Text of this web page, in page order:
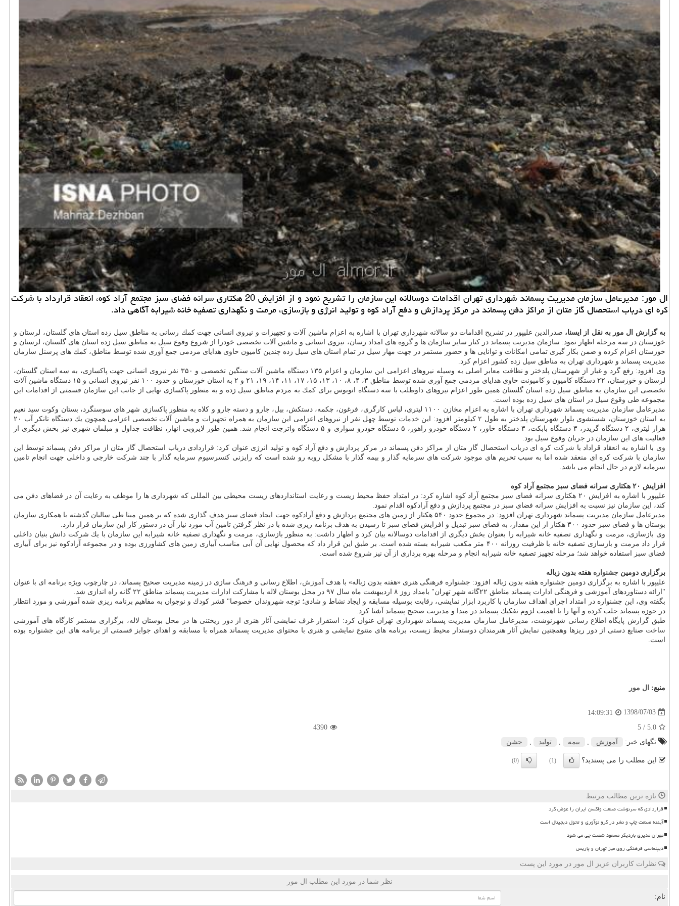
ال مور: مدیرعامل سازمان مدیریت پسماند شهرداری تهران اقدامات دوسالانه این سازمان را تشریح نمود و از افزایش 20 هكتاری سرانه فضای سبز مجتمع آراد كوه، انعقاد قرارداد با شركت
كره ای درباب استحصال گاز متان از مراكز دفن پسماند در مركز پردازش و دفع آراد كوه و تولید انرژی و بازسازی، مرمت و نگهداری تصفیه خانه شیرابه آگاهی داد.
به گزارش ال مور به نقل از ایسنا، صدرالدین علیپور در تشریح اقدامات دو سالانه شهرداری تهران با اشاره به اعزام ماشین آلات و تجهیزات و نیروی انسانی جهت كمك رسانی به مناطق سیل زده استان های گلستان، لرستان و
خوزستان در سه مرحله اظهار نمود: سازمان مدیریت پسماند در كنار سایر سازمان ها و گروه های امداد رسان، نیروی انسانی و ماشین آلات تخصصی خودرا از شروع وقوع سیل به مناطق سیل زده استان های گلستان، لرستان و
خوزستان اعزام كرده و ضمن بكار گیری تمامی امكانات و توانایی ها و حضور مستمر در جهت مهار سیل در تمام استان های سیل زده چندین كامیون حاوی هدایای مردمی جمع آوری شده توسط مناطق، كمك های پرسنل سازمان
مدیریت پسماند و شهرداری تهران به مناطق سیل زده كشور اعزام كرد.
وی افزود: رفع گرد و غبار از شهرستان پلدختر و نظافت معابر اصلی به وسیله نیروهای اعزامی این سازمان و اعزام ۱۳۵ دستگاه ماشین آلات سنگین تخصصی و ۳۵۰ نفر نیروی انسانی جهت پاكسازی، به سه استان گلستان،
لرستان و خوزستان، ۲۲ دستگاه كامیون و كامیونت حاوی هدایای مردمی جمع آوری شده توسط مناطق ۳، ۴، ۸، ۱۰، ۱۳، ۱۵، ۱۷، ۱۱، ۱۴، ۱۹، ۲۱ و ۲ به استان خوزستان و حدود ۱۰۰ نفر نیروی انسانی و ۱۵ دستگاه ماشین آلات
تخصصی این سازمان به مناطق سیل زده استان گلستان همین طور اعزام نیروهای داوطلب با سه دستگاه اتوبوس برای كمك به مردم مناطق سیل زده و به منظور پاكسازی نهایی از جانب این سازمان قسمتی از اقدامات این
مجموعه طی وقوع سیل در استان های سیل زده بوده است.
مدیرعامل سازمان مدیریت پسماند شهرداری تهران با اشاره به اعزام مخازن ۱۱۰۰ لیتری، لباس كارگری، فرغون، چكمه، دستكش، بیل، جارو و دسته جارو و كلاه به منظور پاكسازی شهر های سوسنگرد، بستان وكوت سید نعیم
به استان خوزستان، شستشوی بلوار شهرستان پلدختر به طول ۲ كیلومتر افزود: این
خدمات
توسط چهل نفر از نیروهای اعزامی این سازمان به همراه تجهیزات و ماشین آلات تخصصی اعزامی همچون یك دستگاه تانكر آب ۲۰
هزار لیتری، ۲ دستگاه گریدر، ۳ دستگاه بابكت، ۳ دستگاه خاور، ۲ دستگاه خودرو راهور، ۵ دستگاه خودرو سواری و ۵ دستگاه واترجت انجام شد. همین طور لایروبی انهار، نظافت جداول و مبلمان شهری نیز بخش دیگری از
فعالیت های این سازمان در جریان وقوع سیل بود.
وی با اشاره به انعقاد قراداد با شركت كره ای درباب استحصال گاز متان از مراكز دفن پسماند در مركز پردازش و دفع آراد كوه و تولید انرژی عنوان كرد: قراردادی درباب استحصال گاز متان از مراكز دفن پسماند توسط این
سازمان با شركت كره ای منعقد شده اما به سبب تحریم های موجود شركت های سرمایه گذار و بیمه گذار با مشكل روبه رو شده است كه رایزنی كنسرسیوم سرمایه گذار با چند شركت خارجی و داخلی جهت انجام تامین
سرمایه لازم در حال انجام می باشد.
افزایش ۲۰ هكتاری سرانه فضای سبز مجتمع آراد كوه
علیپور با اشاره به افزایش ۲۰ هكتاری سرانه فضای سبز مجتمع آراد كوه اشاره كرد: در امتداد حفظ محیط زیست و رعایت استانداردهای زیست محیطی بین المللی كه شهرداری ها را موظف به رعایت آن در فضاهای دفن می
كند، این سازمان نیز نسبت به افزایش سرانه فضای سبز در مجتمع پردازش و دفع آرادكوه اقدام نمود.
مدیرعامل سازمان مدیریت پسماند شهرداری تهران افزود: در مجموع حدود ۵۴۰ هكتار از زمین های مجتمع پردازش و دفع آرادكوه جهت ایجاد فضای سبز هدف گذاری شده كه بر همین مبنا طی سالیان گذشته با همكاری سازمان
بوستان ها و فضای سبز حدود ۳۰۰ هكتار از این مقدار، به فضای سبز تبدیل و افزایش فضای سبز تا رسیدن به هدف برنامه ریزی شده با در نظر گرفتن تامین آب مورد نیاز آن در دستور كار این سازمان قرار دارد.
وی بازسازی، مرمت و نگهداری تصفیه خانه شیرابه را بعنوان بخش دیگری از اقدامات دوسالانه بیان كرد و اظهار داشت: به منظور بازسازی، مرمت و نگهداری تصفیه خانه شیرابه این سازمان با یك شركت دانش بنیان داخلی
قرار داد مرمت و بازسازی تصفیه خانه با ظرفیت روزانه ۴۰۰ متر مكعب شیرابه بسته شده است. بر طبق این قرار داد كه محصول نهایی آن آبی مناسب آبیاری زمین های كشاورزی بوده و در مجموعه آرادكوه نیز برای آبیاری
فضای سبز استفاده خواهد شد؛ مرحله تجهیز تصفیه خانه شیرابه انجام و مرحله بهره برداری از آن نیز شروع شده است.
برگزاری دومین جشنواره هفته بدون زباله
علیپور با اشاره به برگزاری دومین جشنواره هفته بدون زباله افزود: جشنواره فرهنگی هنری «هفته بدون زباله» با هدف آموزش، اطلاع رسانی و فرهنگ سازی در زمینه مدیریت صحیح پسماند، در چارچوب ویژه برنامه ای با عنوان
"ارائه دستاوردهای آموزشی و فرهنگی ادارات پسماند مناطق ۲۲گانه شهر تهران" بامداد روز ۸ اردیبهشت ماه سال ۹۷ در محل بوستان لاله با مشاركت ادارات مدیریت پسماند مناطق ۲۲ گانه راه اندازی شد.
بگفته وی، این جشنواره در امتداد اجرای اهداف سازمان با كاربرد ابزار نمایشی، رقابت بوسیله مسابقه و ایجاد نشاط و شادی؛ توجه شهروندان خصوصا" قشر كودك و نوجوان به مفاهیم برنامه ریزی شده آموزشی و مورد انتظار
در حوزه پسماند جلب كرده و آنها را با اهمیت لزوم تفكیك پسماند در مبدا و مدیریت صحیح پسماند آشنا كرد.
طبق گزارش پایگاه اطلاع رسانی شهرنوشت، مدیرعامل سازمان مدیریت پسماند شهرداری تهران عنوان كرد: استقرار غرف نمایشی آثار هنری از دور ریختنی ها در محل بوستان لاله، برگزاری مستمر كارگاه های آموزشی
ساخت صنایع دستی از دور ریزها وهمچنین نمایش آثار هنرمندان دوستدار محیط زیست، برنامه های متنوع نمایشی و هنری با محتوای مدیریت پسماند همراه با مسابقه و اهدای جوایز قسمتی از برنامه های این جشنواره بوده
است.
منبع: ال مور
1398/07/03
14:09:31
5.0
/ 5
4390
تگهای خبر:
آموزش بیمه تولید جشن
این مطلب را می پسندید؟ (1)
(0)
تازه ترین مطالب مرتبط
قراردادی که سرنوشت صنعت واکسن ایران را عوض کرد
آینده صنعت چاپ و نشر در گرو نوآوری و تحول دیجیتال است
مهران مدیری باردیگر مسعود شصت چی می شود
دیپلماسی فرهنگی روی میز تهران و پاریس
نظرات کاربران عزیز ال مور در مورد این پست
نظر شما در مورد این مطلب ال مور
نام: